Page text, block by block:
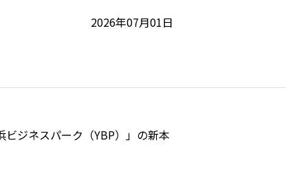
2026年07月01日
ジネスパーク（YBP）」の新本